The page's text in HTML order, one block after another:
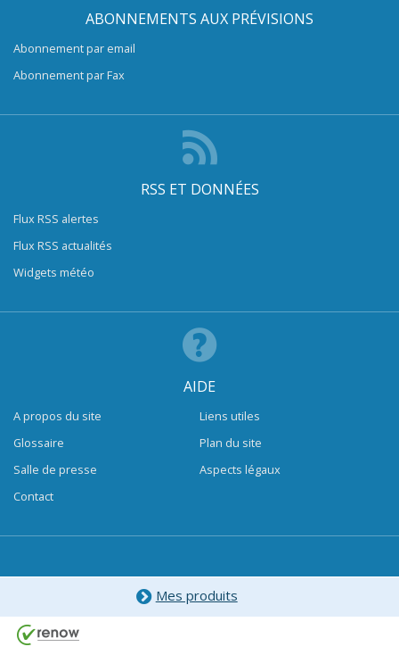
ABONNEMENTS AUX PRÉVISIONS
Abonnement par email
Abonnement par Fax
RSS ET DONNÉES
Flux RSS alertes
Flux RSS actualités
Widgets météo
AIDE
A propos du site
Glossaire
Salle de presse
Contact
Liens utiles
Plan du site
Aspects légaux
Mes produits